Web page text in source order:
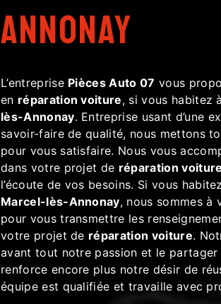
Annonay
L’entreprise Pièces Auto 07 vous
en réparation voiture, si vous habitez
lès-Annonay. Entreprise usant d’une
savoir-faire de qualité, nous mettons
pour vous satisfaire. Nous vous
dans votre projet de réparation voiture
l’écoute de vos besoins. Si vous
Marcel-lès-Annonay, nous sommes à
pour vous transmettre les
votre projet de réparation voiture.
avant tout notre passion et le partager
renforce encore plus notre désir de
équipe est qualifiée et travaille avec